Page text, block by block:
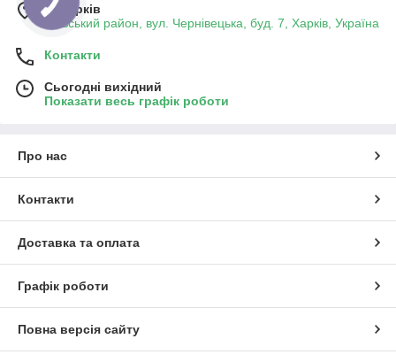
м. Харків
Київський район, вул. Чернівецька, буд. 7, Харків, Україна
Контакти
Сьогодні вихідний
Показати весь графік роботи
Про нас
Контакти
Доставка та оплата
Графік роботи
Повна версія сайту